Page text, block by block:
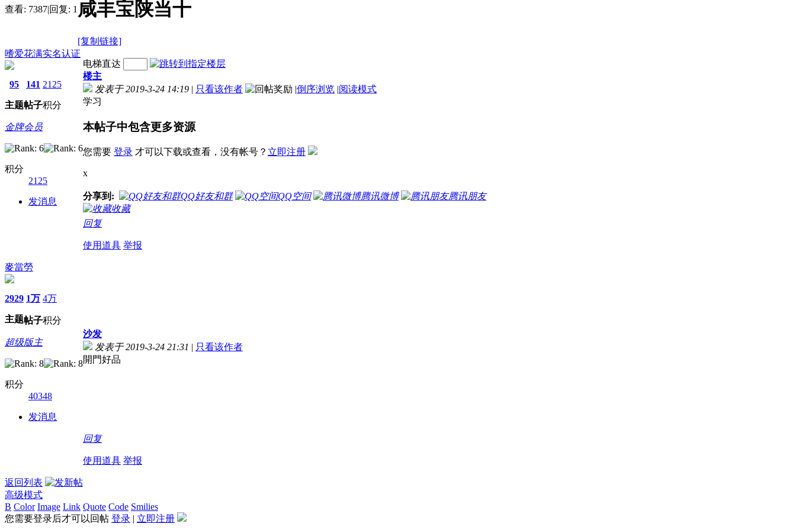
查看: 7387|回复: 1 咸丰宝陕当十
[复制链接]
嗜爱花满实名认证
95
主题
141
帖子
2125
积分
金牌会员
积分
2125
发消息
电梯直达
楼主
发表于 2019-3-24 14:19 | 只看该作者 |倒序浏览 |阅读模式
学习
本帖子中包含更多资源
您需要 登录 才可以下载或查看，没有帐号？ 立即注册
x
分享到: QQ好友和群 QQ空间 腾讯微博
腾讯朋友
收藏
回复
使用道具 举报
麥當勞
2929
主题
1万
帖子
4万
积分
超级版主
积分
40348
发消息
沙发
发表于 2019-3-24 21:31 | 只看该作者
開門好品
回复
使用道具 举报
返回列表
高级模式
B Color Image Link Quote Code Smilies
您需要登录后才可以回帖 登录 | 立即注册